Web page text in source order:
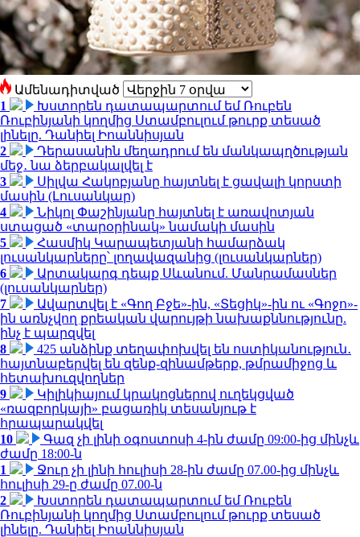
Ամենադիտված
1
Խստորեն դատապարտում եմ Ռուբեն
Ռուբինյանի կողմից Ստամբուլում թուրք տեսած
լինելը. Դանիել Իոաննիսյան
2
Դերասանին մեղադրում են մանկապղծության
մեջ․ նա ձերբակալվել է
3
Սիլվա Հակոբյանը հայտնել է ցավալի կորստի
մասին (Լուսանկար)
4
Նիկոլ Փաշինյանը հայտնել է առավոտյան
ստացած «տարօրինակ» նամակի մասին
5
Հասմիկ Կարապետյանի համարձակ
լուսանկարները՝ լողավազանից (լուսանկարներ)
6
Արտակարգ դեպք Սևանում. Մանրամասներ
(լուսանկարներ)
7
Ավարտվել է «Գող Բջե»-ին, «Տեցիկ»-ին ու «Գոջո»-
ին առնչվող քրեական վարույթի նախաքննությունը.
ինչ է պարզվել
8
425 անձինք տեղափոխվել են ոստիկանություն․
հայտնաբերվել են զենք-զինամթերք, թմրամիջոց և
հետախուզվողներ
9
Կիլիկիայում կրակոցներով ուղեկցված
«ռազբորկայի» բացառիկ տեսանյութ է
հրապարակվել
10
Գազ չի լինի օգոստոսի 4-ին ժամը 09:00-ից մինչև
ժամը 18:00-ն
1
Ջուր չի լինի հուլիսի 28-ին ժամը 07.00-ից մինչև
հուլիսի 29-ը ժամը 07.00-ն
2
Խստորեն դատապարտում եմ Ռուբեն
Ռուբինյանի կողմից Ստամբուլում թուրք տեսած
լինելը. Դանիել Իոաննիսյան